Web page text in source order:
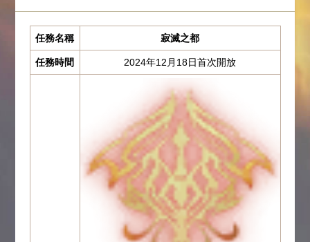
任務名稱 寂滅之都
任務時間 2024年12月18日首次開放